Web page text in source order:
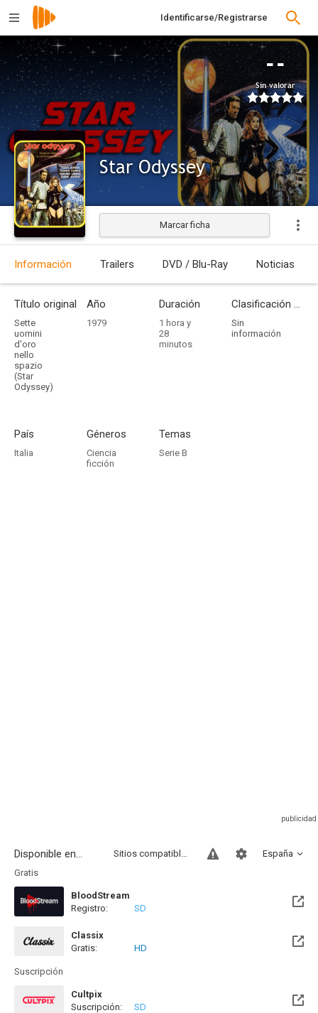
Identificarse/Registrarse
--
Sin valorar
Star Odyssey
Estrenada
Marcar ficha
Información Trailers DVD / Blu-Ray Noticias
Título original
Sette
uomini
d'oro
nello
spazio
(Star
Odyssey)
Año
1979
Duración
1 hora y
28
minutos
Clasificación por edades
Sin
información
País
Italia
Géneros
Ciencia
ficción
Temas
Serie B
Disponible en... España
Sitios compatibles
Gratis
BloodStream
Registro:
SD
Classix
Gratis:
HD
Suscripción
Cultpix
Suscripción:
SD